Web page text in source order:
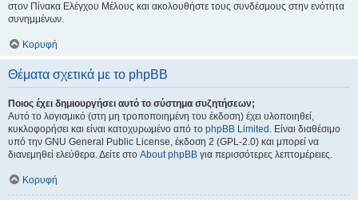
στον Πίνακα Ελέγχου Μέλους και ακολουθήστε τους συνδέσμους στην ενότητα
συνημμένων.
Κορυφή
Θέματα σχετικά με το phpBB
Ποιος έχει δημιουργήσει αυτό το σύστημα συζητήσεων;
Αυτό το λογισμικό (στη μη τροποποιημένη του έκδοση) έχει υλοποιηθεί,
κυκλοφορήσει και είναι κατοχυρωμένο από το phpBB Limited . Είναι διαθέσιμο
υπό την GNU General Public License, έκδοση 2 (GPL-2.0) και μπορεί να
διανεμηθεί ελεύθερα. Δείτε στο About phpBB για περισσότερες λεπτομέρειες.
Κορυφή